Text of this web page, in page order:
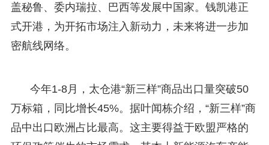
盖秘鲁、委内瑞拉、巴西等发展中国家。钱凯港正
式开港，为开拓市场注入新动力，未来将进一步加
密航线网络。
今年1-8月，太仓港“新三样”商品出口量突破50
万标箱，同比增长45%。据叶闻栋介绍，“新三样”商
品中出口欧洲占比最高。这主要得益于欧盟严格的